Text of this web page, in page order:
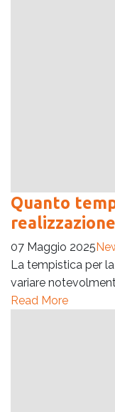
Quanto
07 Maggio 2025
La tempistica per
variare
Read More